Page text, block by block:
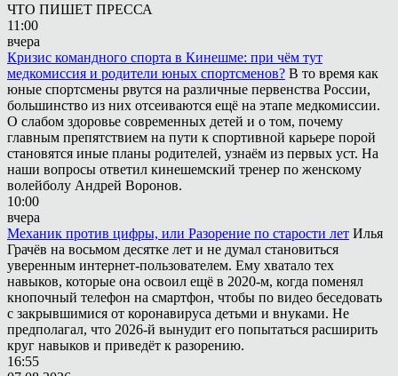
ЧТО ПИШЕТ ПРЕССА
11:00
вчера
Кризис командного спорта в Кинешме: при чём тут
медкомиссия и родители юных спортсменов? В то время как
юные спортсмены рвутся на различные первенства России,
большинство из них отсеиваются ещё на этапе медкомиссии.
О слабом здоровье современных детей и о том, почему
главным препятствием на пути к спортивной карьере порой
становятся иные планы родителей, узнаём из первых уст. На
наши вопросы ответил кинешемский тренер по женскому
волейболу Андрей Воронов.
10:00
вчера
Механик против цифры, или Разорение по старости лет Илья
Грачёв на восьмом десятке лет и не думал становиться
уверенным интернет-пользователем. Ему хватало тех
навыков, которые она освоил ещё в 2020-м, когда поменял
кнопочный телефон на смартфон, чтобы по видео беседовать
с закрывшимися от коронавируса детьми и внуками. Не
предполагал, что 2026-й вынудит его попытаться расширить
круг навыков и приведёт к разорению.
16:55